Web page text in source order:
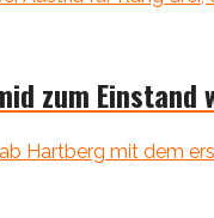
zum Einstand
Hartberg mit dem